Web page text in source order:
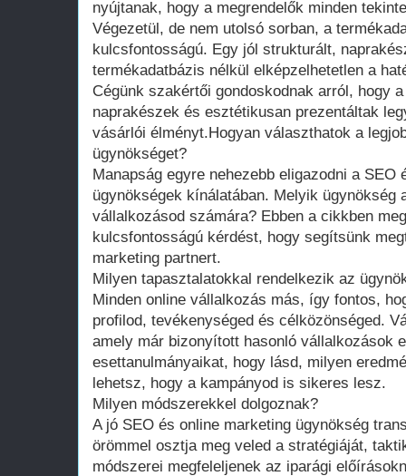
nyújtanak, hogy a megrendelők minden
Végezetül, de nem utolsó sorban, a
kulcsfontosságú. Egy jól strukturált,
termékadatbázis nélkül elképzelhetetlen a
Cégünk szakértői gondoskodnak arról, hogy
naprakészek és esztétikusan prezentáltak
vásárlói élményt.Hogyan választhatok a
ügynökséget?
Manapság egyre nehezebb eligazodni a SEO
ügynökségek kínálatában. Melyik ügynökség
vállalkozásod számára? Ebben a cikkben
kulcsfontosságú kérdést, hogy segítsünk
marketing partnert.
Milyen tapasztalatokkal rendelkezik az
Minden online vállalkozás más, így fontos,
profilod, tevékenységed és célközönséged.
amely már bizonyított hasonló vállalkozások
esettanulmányaikat, hogy lásd, milyen
lehetsz, hogy a kampányod is sikeres lesz.
Milyen módszerekkel dolgoznak?
A jó SEO és online marketing ügynökség
örömmel osztja meg veled a stratégiáját,
módszerei megfeleljenek az iparági